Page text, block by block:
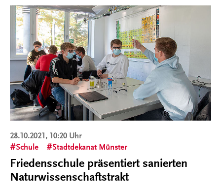
28.10.2021, 10:20 Uhr
Schule
Stadtdekanat Münster
Friedensschule präsentiert sanierten
Naturwissenschaftstrakt